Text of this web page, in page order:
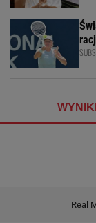
WYNIKI
Real